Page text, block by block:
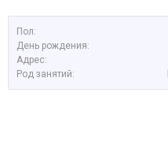
Пол:
День рождения:
Адрес:
Род занятий: